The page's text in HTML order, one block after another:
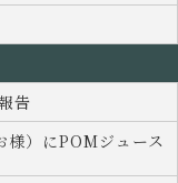
告
様）にPOMジュース